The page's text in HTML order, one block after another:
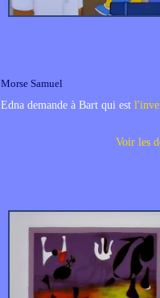
Morse Samuel
Edna demande à Bart qui est
Voir les